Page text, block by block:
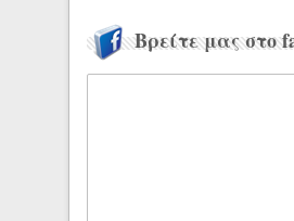
Βρείτε μας στο